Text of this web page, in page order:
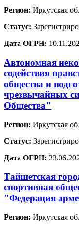
Регион: Иркутская
Статус:
Дата ОГРН:
Автономная
содействия
общества и
чрезвычайных
Общества"
Регион: Иркутская
Статус:
Дата ОГРН:
Тайшетская
спортивная
"Федерация
Регион: Иркутская